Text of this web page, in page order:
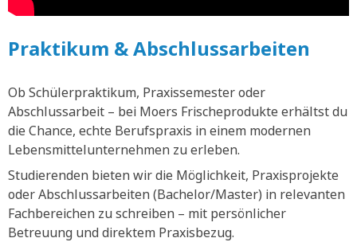
Praktikum & Abschlussarbeiten
Ob Schülerpraktikum, Praxissemester oder
Abschlussarbeit – bei Moers Frischeprodukte erhältst du
die Chance, echte Berufspraxis in einem modernen
Lebensmittelunternehmen zu erleben.
Studierenden bieten wir die Möglichkeit, Praxisprojekte
oder Abschlussarbeiten (Bachelor/Master) in relevanten
Fachbereichen zu schreiben – mit persönlicher
Betreuung und direktem Praxisbezug.